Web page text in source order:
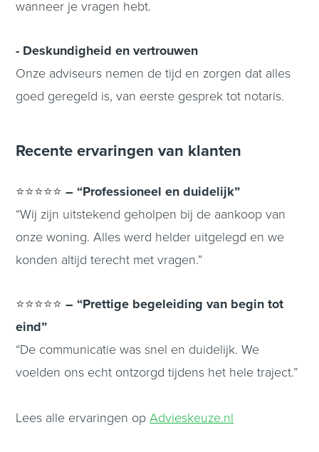
wanneer je vragen hebt.
- Deskundigheid en vertrouwen
Onze adviseurs nemen de tijd en zorgen dat alles
goed geregeld is, van eerste gesprek tot notaris.
Recente ervaringen van klanten
⭐⭐⭐⭐⭐– “Professioneel en duidelijk”
“Wij zijn uitstekend geholpen bij de aankoop van
onze woning. Alles werd helder uitgelegd en we
konden altijd terecht met vragen.”
⭐⭐⭐⭐⭐ – “Prettige begeleiding van begin tot
eind”
“De communicatie was snel en duidelijk. We
voelden ons echt ontzorgd tijdens het hele traject.”
Lees alle ervaringen opAdvieskeuze.nl